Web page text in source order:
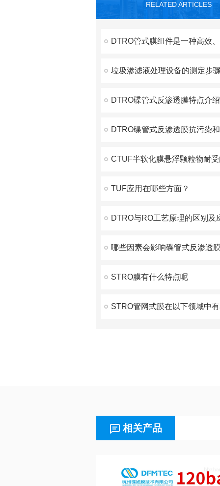
RELATED ARTICLES
DTRO碟管式反渗透膜特点介绍
DTRO碟管式反渗透膜抗污染
CTUF半软化膜悬浮颗粒物耐
TUF应用在哪些方面？
DTRO与RO工艺原理的区别及
STRO膜有什么特点呢
相关产品